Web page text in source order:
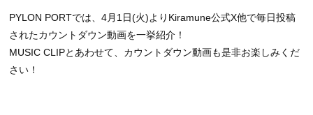
PYLON PORTでは、4月1日(火)よりKiramune公式X他で毎日投稿
されたカウントダウン動画を一挙紹介！
MUSIC CLIPとあわせて、カウントダウン動画も是非お楽しみくだ
さい！